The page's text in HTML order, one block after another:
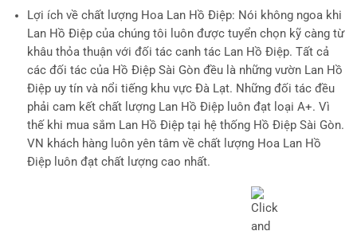
Lợi ích về chất lượng Hoa Lan Hồ Điệp: Nói không ngoa khi
Lan Hồ Điệp của chúng tôi luôn được tuyển chọn kỹ càng từ
khâu thỏa thuận với đối tác canh tác Lan Hồ Điệp. Tất cả
các đối tác của Hồ Điệp Sài Gòn đều là những vườn Lan Hồ
Điệp uy tín và nổi tiếng khu vực Đà Lạt. Những đối tác đều
phải cam kết chất lượng Lan Hồ Điệp luôn đạt loại A+. Vì
thế khi mua sắm Lan Hồ Điệp tại hệ thống Hồ Điệp Sài Gòn.
VN khách hàng luôn yên tâm về chất lượng Hoa Lan Hồ
Điệp luôn đạt chất lượng cao nhất.